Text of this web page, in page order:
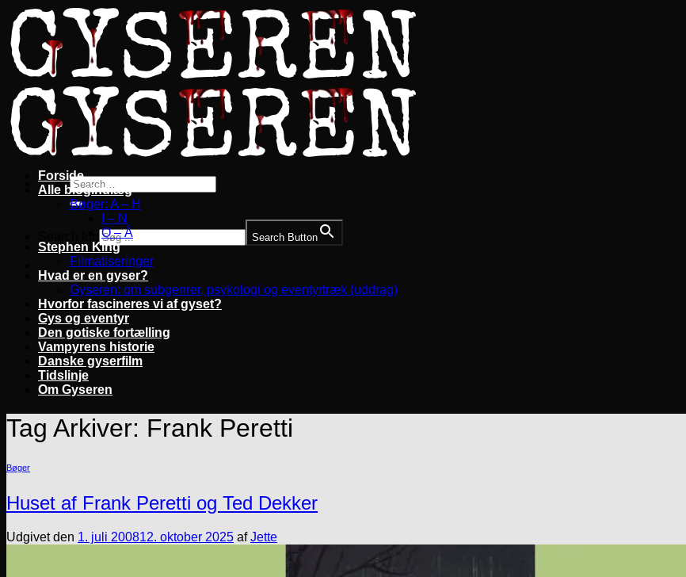
Fortsæt
til
indhold
Search Button
Forside
Alle blogindlæg
Bøger: A – H
I – N
O – Å
Stephen King
Filmatiseringer
Hvad er en gyser?
Gyseren: om subgenrer, psykologi og eventyrtræk (uddrag)
Hvorfor fascineres vi af gyset?
Gys og eventyr
Den gotiske fortælling
Vampyrens historie
Danske gyserfilm
Tidslinje
Om Gyseren
Tag Arkiver: Frank Peretti
Bøger
Huset af Frank Peretti og Ted Dekker
Udgivet den 1. juli 200812. oktober 2025 afJette